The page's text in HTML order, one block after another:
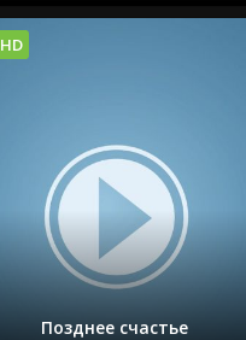
Позднее счастье
HD